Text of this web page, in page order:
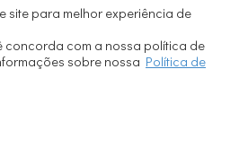
13563-120
prédio CFBio)
prédio poloTErRA)
site para melhor experiência de
concorda com a nossa política de
sobre nossa Política de